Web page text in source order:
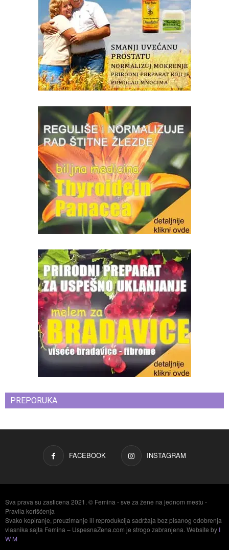
PREPORUKA
FACEBOOK INSTAGRAM
Sva prava su zasticena 2021. © Femina - sve za žene na jednom mestu -
Pravila korišćenja
Svako kopiranje, preuzimanje ili reprodukcija sadržaja bez pisanog odobrenja
vlasnika sajta Femina – UspesnaZena.com je strogo zabranjena. Website by I
W M